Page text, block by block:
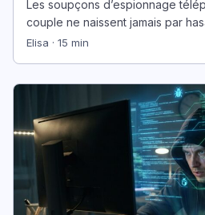
Les soupçons d’espionnage
couple ne naissent jamais par
s’allume seul, une batterie…
Elisa · 15 min